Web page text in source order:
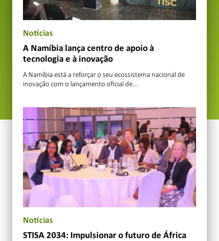
Notícias
A Namíbia lança centro de apoio à
tecnologia e à inovação
A Namíbia está a reforçar o seu ecossistema nacional de
inovação com o lançamento oficial de...
Notícias
STISA 2034: Impulsionar o futuro de África